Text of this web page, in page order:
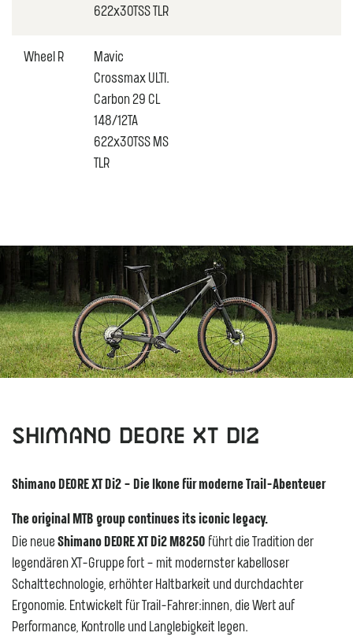
622x30TSS TLR
Wheel R
Mavic
Crossmax ULTI.
Carbon 29 CL
148/12TA
622x30TSS MS
TLR
Shimano Deore XT DI2
Shimano DEORE XT Di2 – Die Ikone für moderne Trail-Abenteuer
The original MTB group continues its iconic legacy.
Die neue Shimano DEORE XT Di2 M8250 führt die Tradition der
legendären XT-Gruppe fort – mit modernster kabelloser
Schalttechnologie, erhöhter Haltbarkeit und durchdachter
Ergonomie. Entwickelt für Trail-Fahrer:innen, die Wert auf
Performance, Kontrolle und Langlebigkeit legen.